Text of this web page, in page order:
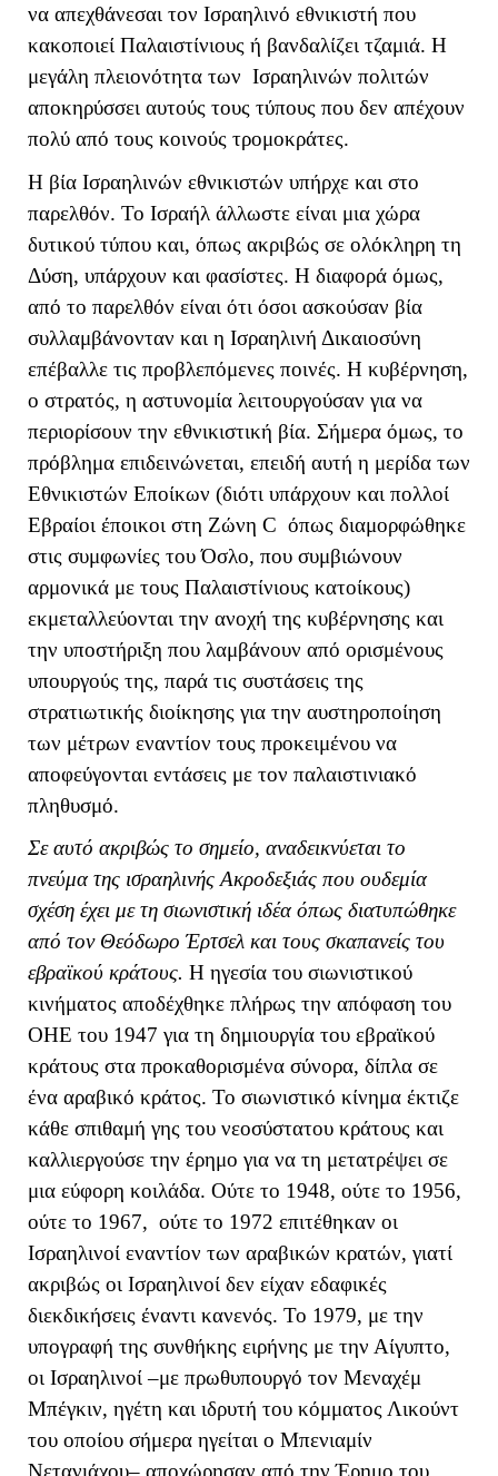
να απεχθάνεσαι τον Ισραηλινό εθνικιστή που
κακοποιεί Παλαιστίνιους ή βανδαλίζει τζαμιά. Η
μεγάλη πλειονότητα των Ισραηλινών πολιτών
αποκηρύσσει αυτούς τους τύπους που δεν απέχουν
πολύ από τους κοινούς τρομοκράτες.
Η βία Ισραηλινών εθνικιστών υπήρχε και στο
παρελθόν. Το Ισραήλ άλλωστε είναι μια χώρα
δυτικού τύπου και, όπως ακριβώς σε ολόκληρη τη
Δύση, υπάρχουν και φασίστες. Η διαφορά όμως,
από το παρελθόν είναι ότι όσοι ασκούσαν βία
συλλαμβάνονταν και η Ισραηλινή Δικαιοσύνη
επέβαλλε τις προβλεπόμενες ποινές. Η κυβέρνηση,
ο στρατός, η αστυνομία λειτουργούσαν για να
περιορίσουν την εθνικιστική βία. Σήμερα όμως, το
πρόβλημα επιδεινώνεται, επειδή αυτή η μερίδα των
Εθνικιστών Εποίκων (διότι υπάρχουν και πολλοί
Εβραίοι έποικοι στη Ζώνη C όπως διαμορφώθηκε
στις συμφωνίες του Όσλο, που συμβιώνουν
αρμονικά με τους Παλαιστίνιους κατοίκους)
εκμεταλλεύονται την ανοχή της κυβέρνησης και
την υποστήριξη που λαμβάνουν από ορισμένους
υπουργούς της, παρά τις συστάσεις της
στρατιωτικής διοίκησης για την αυστηροποίηση
των μέτρων εναντίον τους προκειμένου να
αποφεύγονται εντάσεις με τον παλαιστινιακό
πληθυσμό.
Σε αυτό ακριβώς το σημείο, αναδεικνύεται το
πνεύμα της ισραηλινής Ακροδεξιάς που ουδεμία
σχέση έχει με τη σιωνιστική ιδέα όπως διατυπώθηκε
από τον Θεόδωρο Έρτσελ και τους σκαπανείς του
εβραϊκού κράτους. Η ηγεσία του σιωνιστικού
κινήματος αποδέχθηκε πλήρως την απόφαση του
ΟΗΕ του 1947 για τη δημιουργία του εβραϊκού
κράτους στα προκαθορισμένα σύνορα, δίπλα σε
ένα αραβικό κράτος. Το σιωνιστικό κίνημα έκτιζε
κάθε σπιθαμή γης του νεοσύστατου κράτους και
καλλιεργούσε την έρημο για να τη μετατρέψει σε
μια εύφορη κοιλάδα. Ούτε το 1948, ούτε το 1956,
ούτε το 1967, ούτε το 1972 επιτέθηκαν οι
Ισραηλινοί εναντίον των αραβικών κρατών, γιατί
ακριβώς οι Ισραηλινοί δεν είχαν εδαφικές
διεκδικήσεις έναντι κανενός. Το 1979, με την
υπογραφή της συνθήκης ειρήνης με την Αίγυπτο,
οι Ισραηλινοί –με πρωθυπουργό τον Μεναχέμ
Μπέγκιν, ηγέτη και ιδρυτή του κόμματος Λικούντ
του οποίου σήμερα ηγείται ο Μπενιαμίν
Νετανιάχου– αποχώρησαν από την Έρημο του